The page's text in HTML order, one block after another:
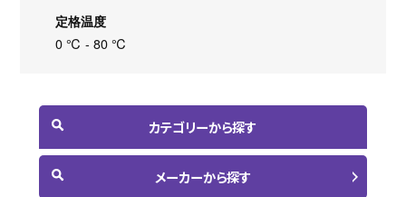
定格温度
0 ℃ - 80 ℃
カテゴリーから探す
メーカーから探す